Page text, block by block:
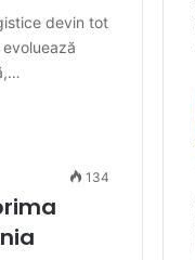
devin tot
134